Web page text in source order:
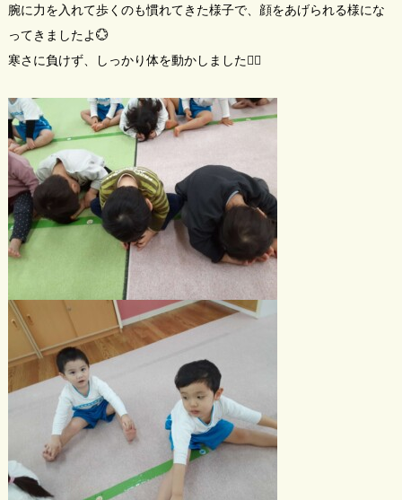
腕に力を入れて歩くのも慣れてきた様子で、顔をあげられる様にな
ってきましたよ💮
寒さに負けず、しっかり体を動かしました🙋‍♂️